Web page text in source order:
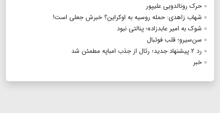
حرک رونالدویی علیپور
شهاب زاهدی: حمله روسیه به اوکراین؟ خبرش جعلی است!
شوک به امیر عابدزاده؛ پنالتی نبود
سن‌سیرو؛ قلب فوتبال
رد ۲ پیشنهاد جدید؛ رئال از جذب امباپه مطمئن شد
خبر